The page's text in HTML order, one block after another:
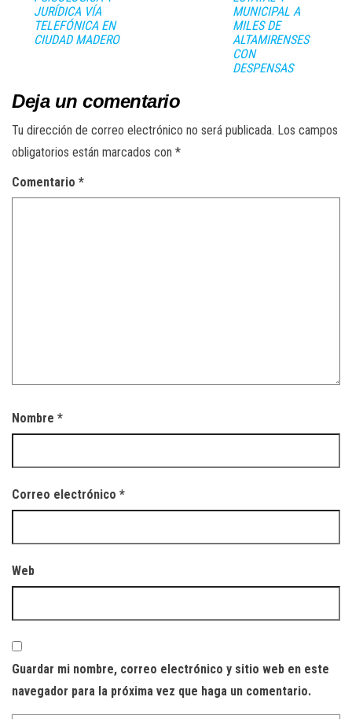
JURÍDICA VÍA
TELEFÓNICA EN
CIUDAD MADERO
MUNICIPAL A
MILES DE
ALTAMIRENSES
CON
DESPENSAS
Deja un comentario
Tu dirección de correo electrónico no será publicada. Los campos
obligatorios están marcados con *
Comentario *
Nombre *
Correo electrónico *
Web
Guardar mi nombre, correo electrónico y sitio web en este
navegador para la próxima vez que haga un comentario.